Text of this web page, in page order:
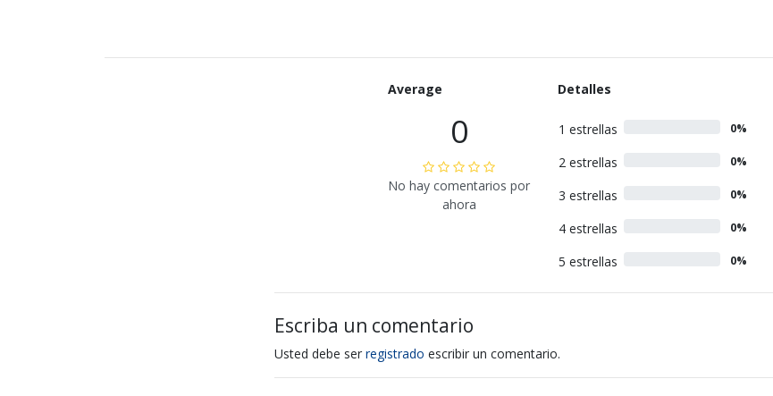
Average
0
No hay comentarios por
ahora
Detalles
1 estrellas 0%
2 estrellas 0%
3 estrellas 0%
4 estrellas 0%
5 estrellas 0%
Escriba un comentario
Usted debe ser registrado escribir un comentario.